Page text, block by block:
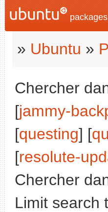
packages
» Ubuntu »
Chercher
[jammy-
[questing] [
[resolute-
Chercher
Limit search